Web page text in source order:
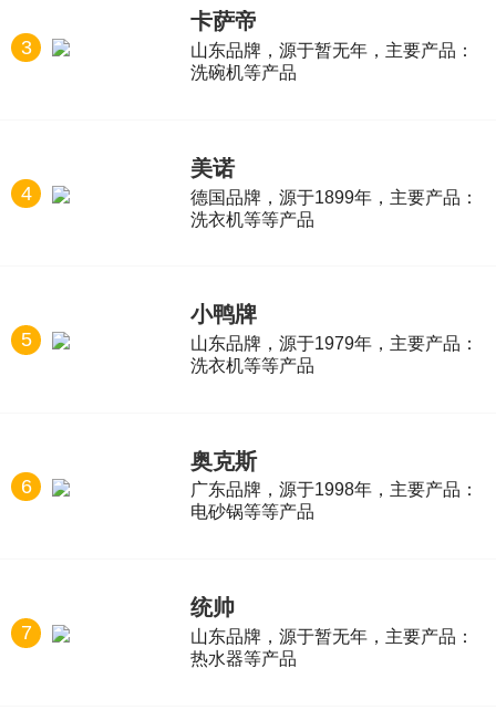
3
卡萨帝
山东品牌，源于暂无年，主要产品：
洗碗机等产品
4
美诺
德国品牌，源于1899年，主要产品：
洗衣机等等产品
5
小鸭牌
山东品牌，源于1979年，主要产品：
洗衣机等等产品
6
奥克斯
广东品牌，源于1998年，主要产品：
电砂锅等等产品
7
统帅
山东品牌，源于暂无年，主要产品：
热水器等产品